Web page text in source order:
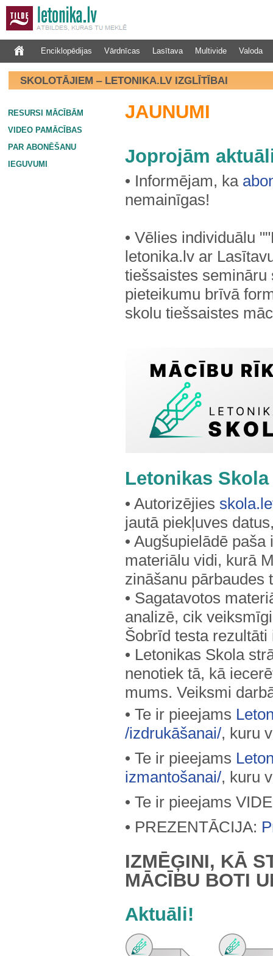
Enciklopēdijas Vārdnīcas Lasītava Multivide Valoda
SKOLOTĀJIEM ‒ LETONIKA.LV IZGLĪTĪBAI
RESURSI MĀCĪBĀM
VIDEO PAMĀCĪBAS
PAR ABONĒŠANU
IEGUVUMI
JAUNUMI
Joprojām
• Informējam, ka
nemainīgas!
• Vēlies individuālu
letonika.lv ar
tiešsaistes
pieteikumu brīvā
skolu tiešsaistes
Letonikas Skola
• Autorizējies
jautā piekļuves
• Augšupielādē
materiālu vidi, kurā
zināšanu pārbaudes
• Sagatavotos
analizē, cik
Šobrīd testa
• Letonikas Skola
nenotiek tā, kā
mums. Veiksmi
• Te ir pieejams
/izdrukāšanai/, kuru
• Te ir pieejams
izmantošanai/, kuru
• Te ir pieejams
• PREZENTĀCIJA:
IZMĒĢINI, KĀ
MĀCĪBU BOTI
Aktuāli!